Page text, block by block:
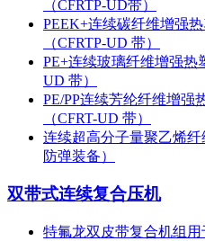
（CFRTP-UD带）
PEEK+连续碳纤维增强
（CFRTP-UD 带）
PE+连续玻璃纤维增强热
UD 带）
PE/PP连续芳纶纤维增强
（CFRT-UD 带）
连续超高分子量聚乙烯
防弹装备）
双带式连续复合压机
特氟龙双皮带复合机组